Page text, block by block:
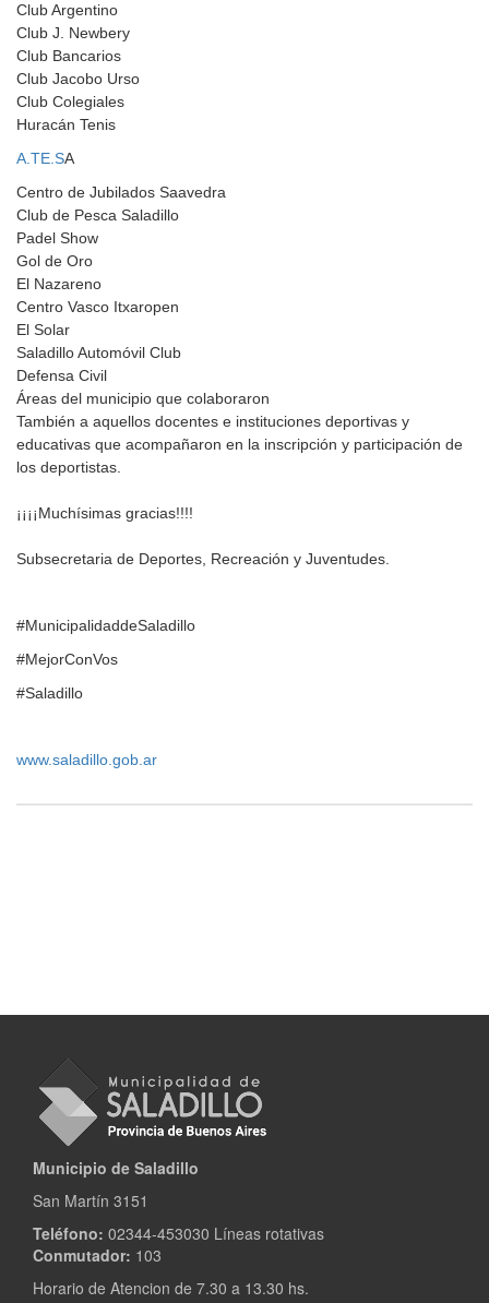
Club Argentino
Club J. Newbery
Club Bancarios
Club Jacobo Urso
Club Colegiales
Huracán Tenis
A.TE.SA
Centro de Jubilados Saavedra
Club de Pesca Saladillo
Padel Show
Gol de Oro
El Nazareno
Centro Vasco Itxaropen
El Solar
Saladillo Automóvil Club
Defensa Civil
Áreas del municipio que colaboraron
También a aquellos docentes e instituciones deportivas y
educativas que acompañaron en la inscripción y participación de
los deportistas.
¡¡¡¡Muchísimas gracias!!!!
Subsecretaria de Deportes, Recreación y Juventudes.
#MunicipalidaddeSaladillo
#MejorConVos
#Saladillo
www.saladillo.gob.ar
Municipio de Saladillo
San Martín 3151
Teléfono: 02344-453030 Líneas rotativas
Conmutador: 103
Horario de Atencion de 7.30 a 13.30 hs.